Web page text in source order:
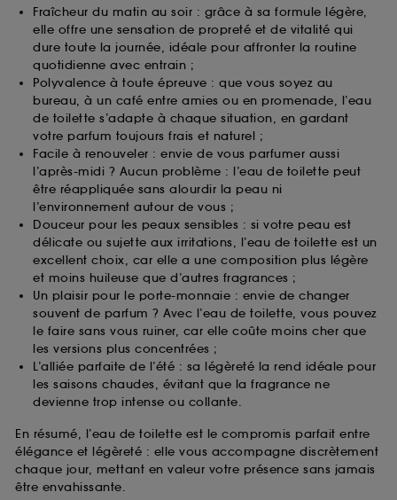
Fraîcheur du matin au soir : grâce à sa formule légère,
elle offre une sensation de propreté et de vitalité qui
dure toute la journée, idéale pour affronter la routine
quotidienne avec entrain ;
Polyvalence à toute épreuve : que vous soyez au
bureau, à un café entre amies ou en promenade, l’eau
de toilette s’adapte à chaque situation, en gardant
votre parfum toujours frais et naturel ;
Facile à renouveler : envie de vous parfumer aussi
l’après-midi ? Aucun problème : l’eau de toilette peut
être réappliquée sans alourdir la peau ni
l’environnement autour de vous ;
Douceur pour les peaux sensibles : si votre peau est
délicate ou sujette aux irritations, l’eau de toilette est un
excellent choix, car elle a une composition plus légère
et moins huileuse que d’autres fragrances ;
Un plaisir pour le porte-monnaie : envie de changer
souvent de parfum ? Avec l’eau de toilette, vous pouvez
le faire sans vous ruiner, car elle coûte moins cher que
les versions plus concentrées ;
L’alliée parfaite de l’été : sa légèreté la rend idéale pour
les saisons chaudes, évitant que la fragrance ne
devienne trop intense ou collante.
En résumé, l’eau de toilette est le compromis parfait entre
élégance et légèreté : elle vous accompagne discrètement
chaque jour, mettant en valeur votre présence sans jamais
être envahissante.